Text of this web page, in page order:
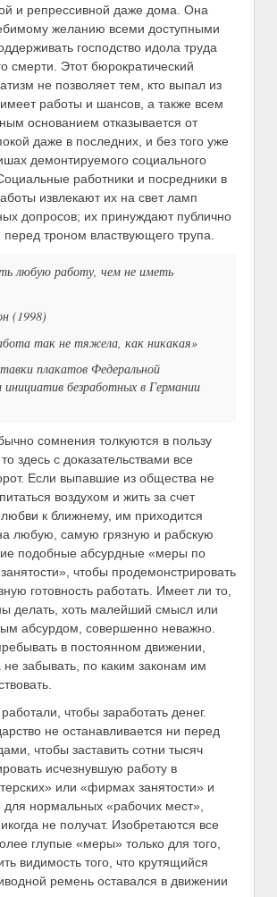
и репрессивной даже дома. Она
желанию всеми доступными
господство идола труда
смерти. Этот бюрократический
не позволяет тем, кто выпал из
работы и шансов, а также всем
основанием отказывается от
даже в последних, и без того уже
демонтируемого социального
работники и посредники в
извлекают их на свет ламп
допросов; их принуждают публично
перед троном властвующего трупа.
любую работу, чем не иметь
(1998)
так не тяжела, как никакая»
плакатов Федеральной
инициатив безработных в Германии
сомнения толкуются в пользу
здесь с доказательствами все
Если выпавшие из общества не
воздухом и жить за счет
любви к ближнему, им приходится
любую, самую грязную и рабскую
подобные абсурдные «меры по
чтобы продемонстрировать
готовность работать. Имеет ли то,
делать, хоть малейший смысл или
абсурдом, совершенно неважно.
в постоянном движении,
не забывать, по каким законам им
чтобы заработать денег.
не останавливается ни перед
чтобы заставить сотни тысяч
исчезнувшую работу в
или «фирмах занятости» и
для нормальных «рабочих мест»,
не получат. Изобретаются все
глупые «меры» только для того,
видимость того, что крутящийся
ремень оставался в движении